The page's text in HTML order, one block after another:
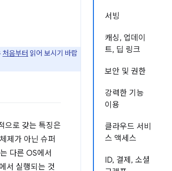
서빙
캐싱, 업데이
트, 딥 링크
보안 및 권한
강력한 기능
이용
클라우드 서비
스 액세스
ID, 결제, 소셜
처음부터 읽어 보시기 바랍
으로 갖는 특징은
제가 아닌 슈퍼
다른 OS에서
서 실행되는 것